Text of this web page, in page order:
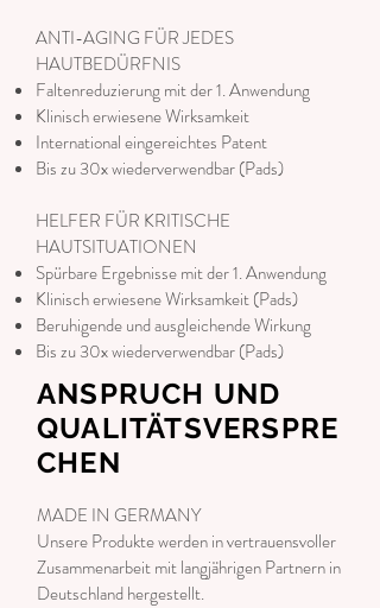
ANTI-AGING FÜR JEDES
HAUTBEDÜRFNIS
Faltenreduzierung mit der 1. Anwendung
Klinisch erwiesene Wirksamkeit
International eingereichtes Patent
Bis zu 30x wiederverwendbar (Pads)
HELFER FÜR KRITISCHE
HAUTSITUATIONEN
Spürbare Ergebnisse mit der 1. Anwendung
Klinisch erwiesene Wirksamkeit (Pads)
Beruhigende und ausgleichende Wirkung
Bis zu 30x wiederverwendbar (Pads)
ANSPRUCH UND
QUALITÄTSVERSPRE
CHEN
MADE IN GERMANY
Unsere Produkte werden in vertrauensvoller
Zusammenarbeit mit langjährigen Partnern in
Deutschland hergestellt.